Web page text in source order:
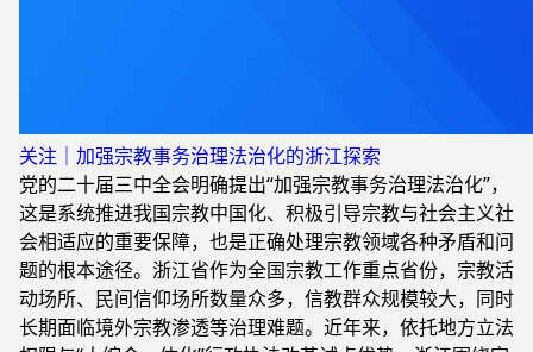
关注｜加强宗教事务治理法治化的浙江探索
党的二十届三中全会明确提出“加强宗教事务治理法治化”，
这是系统推进我国宗教中国化、积极引导宗教与社会主义社
会相适应的重要保障，也是正确处理宗教领域各种矛盾和问
题的根本途径。浙江省作为全国宗教工作重点省份，宗教活
动场所、民间信仰场所数量众多，信教群众规模较大，同时
长期面临境外宗教渗透等治理难题。近年来，依托地方立法